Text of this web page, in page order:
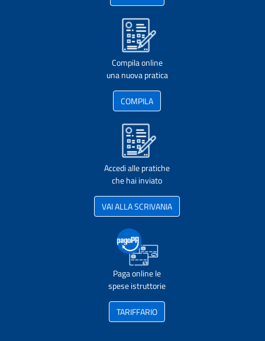
Compila online
una nuova pratica
COMPILA
Accedi alle pratiche
che hai inviato
VAI ALLA SCRIVANIA
Paga online le
spese istruttorie
TARIFFARIO